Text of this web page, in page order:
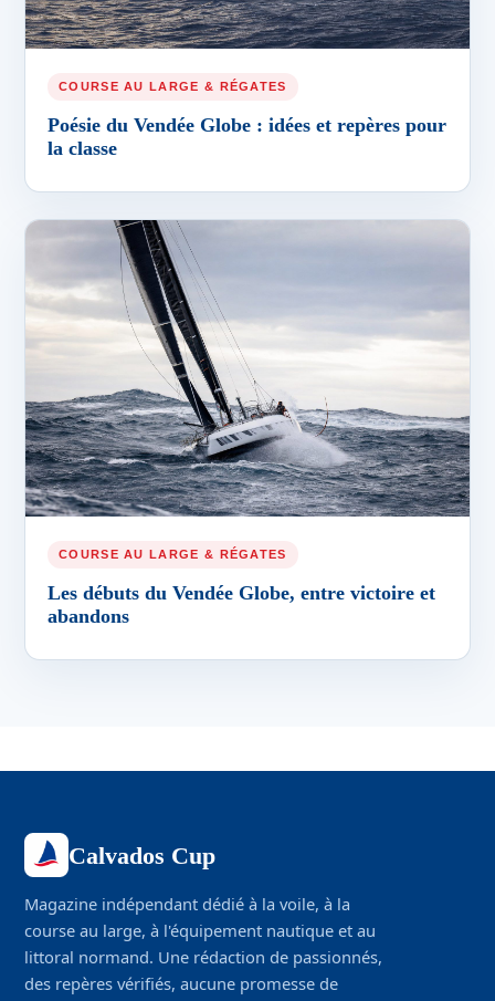
COURSE AU LARGE & RÉGATES
Poésie du Vendée Globe : idées et repères pour
la classe
COURSE AU LARGE & RÉGATES
Les débuts du Vendée Globe, entre victoire et
abandons
Calvados Cup
Magazine indépendant dédié à la voile, à la
course au large, à l'équipement nautique et au
littoral normand. Une rédaction de passionnés,
des repères vérifiés, aucune promesse de